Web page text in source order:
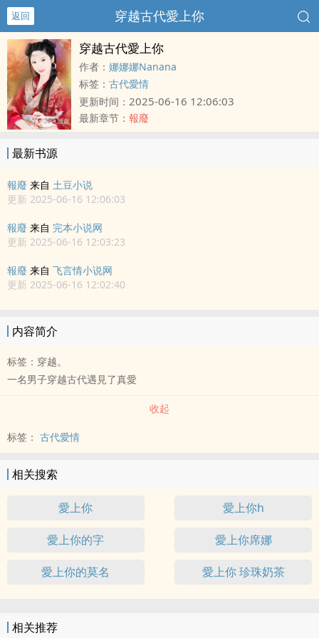
返回 穿越古代愛上你
穿越古代愛上你
作者： 娜娜娜Nanana
标签： 古代愛情
更新时间： 2025-06-16 12:06:03
最新章节： 報廢
最新书源
報廢 来自 土豆小说
更新 2025-06-16 12:06:03
報廢 来自 完本小说网
更新 2025-06-16 12:03:23
報廢 来自 飞言情小说网
更新 2025-06-16 12:02:40
内容简介
标签：穿越。
一名男子穿越古代遇見了真愛
收起
标签： 古代愛情
相关搜索
愛上你 愛上你h
愛上你的字 愛上你席娜
愛上你的莫名 愛上你 珍珠奶茶
相关推荐